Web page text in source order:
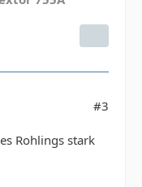
#3
Rohlings stark